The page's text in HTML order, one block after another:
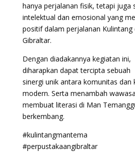
hanya perjalanan fisik, tetapi juga
intelektual dan emosional yang
positif dalam perjalanan Kulintang
Gibraltar.
Dengan diadakannya kegiatan ini,
diharapkan dapat tercipta sebuah
sinergi unik antara komunitas dan
modern. Serta menambah
membuat literasi di Man
berkembang.
#kulintangmantema
#perpustakaangibraltar